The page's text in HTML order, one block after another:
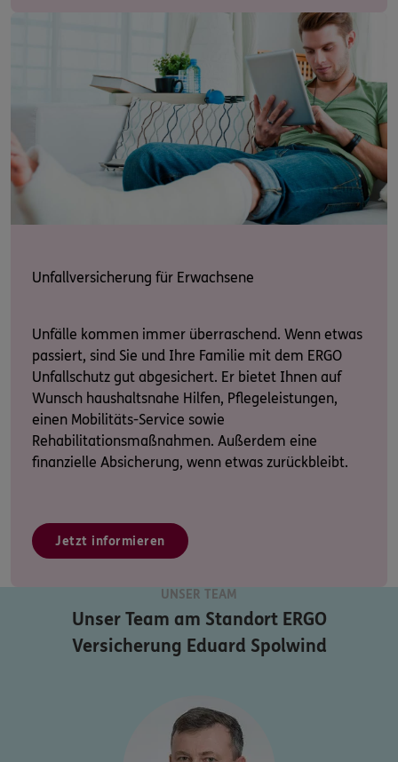
Unfallversicherung für Erwachsene
Unfälle kommen immer überraschend. Wenn etwas
passiert, sind Sie und Ihre Familie mit dem ERGO
Unfallschutz gut abgesichert. Er bietet Ihnen auf
Wunsch haushaltsnahe Hilfen, Pflegeleistungen,
einen Mobilitäts-Service sowie
Rehabilitationsmaßnahmen. Außerdem eine
finanzielle Absicherung, wenn etwas zurückbleibt.
Jetzt informieren
UNSER TEAM
Unser Team am StandortERGO
Versicherung Eduard Spolwind